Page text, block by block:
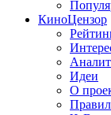
КиноЦензор
Идеи
О